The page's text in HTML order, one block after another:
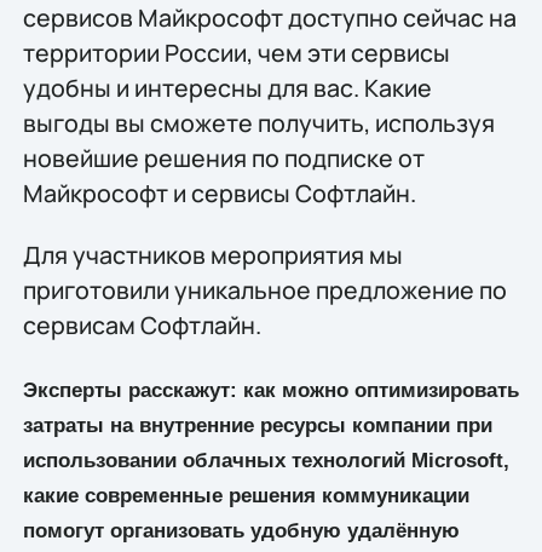
сервисов Майкрософт доступно сейчас на
территории России, чем эти сервисы
удобны и интересны для вас. Какие
выгоды вы сможете получить, используя
новейшие решения по подписке от
Майкрософт и сервисы Софтлайн.
Для участников мероприятия мы
приготовили уникальное предложение по
сервисам Софтлайн.
Эксперты расскажут: как можно оптимизировать
затраты на внутренние ресурсы компании при
использовании облачных технологий Microsoft,
какие современные решения коммуникации
помогут организовать удобную удалённую